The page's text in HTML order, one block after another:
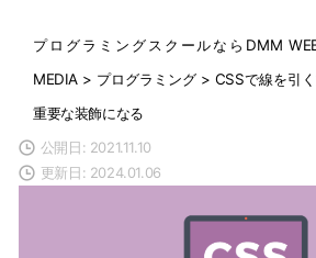
プログラミングスクールならDMM
MEDIA > プログラミング> CSSで線を引
重要な装飾になる
公開日: 2021.11.10
更新日: 2024.01.06